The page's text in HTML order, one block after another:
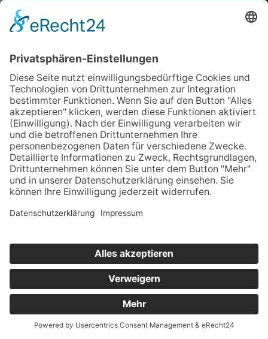
Home
Impressum
Datenschutz
Kontakt & Anfahrt
© 2025 Unternehmens­beratung für Personal­
dienstleister | Aktenprüfung & Revision,
Edgar Schröder